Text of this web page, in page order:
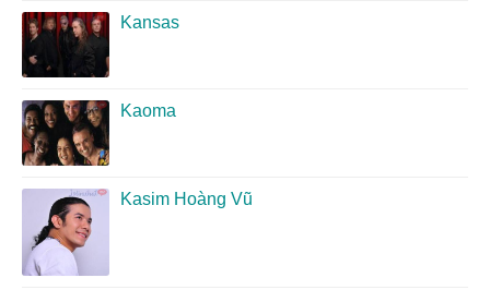
Kansas
Kaoma
Kasim Hoàng Vũ